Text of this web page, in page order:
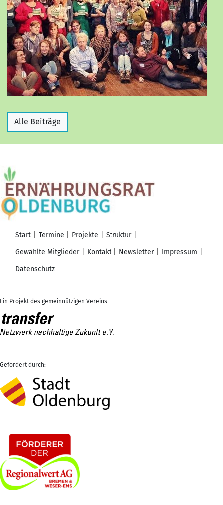
Alle Beiträge
Start Termine Projekte
Struktur
Gewählte Mitglieder
Kontakt Newsletter
Impressum
Datenschutz
Ein Projekt des gemeinnützigen Vereins
Gefördert durch: